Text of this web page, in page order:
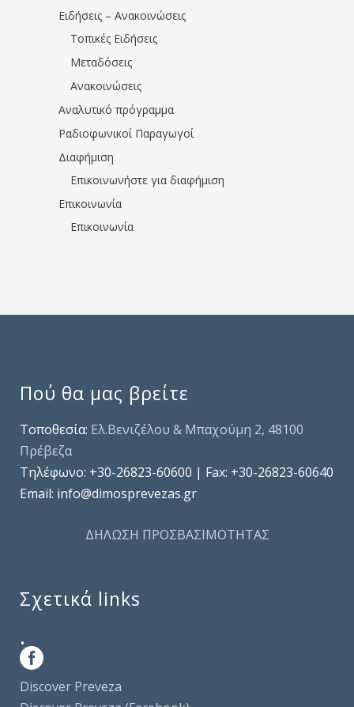
Ειδήσεις – Ανακοινώσεις
Τοπικές Ειδήσεις
Μεταδόσεις
Ανακοινώσεις
Αναλυτικό πρόγραμμα
Ραδιοφωνικοί Παραγωγοί
Διαφήμιση
Επικοινωνήστε για διαφήμιση
Επικοινωνία
Επικοινωνία
Πού θα μας βρείτε
Τοποθεσία: Ελ.Βενιζέλου & Μπαχούμη 2, 48100
Πρέβεζα
Τηλέφωνo: +30-26823-60600 | Fax: +30-26823-60640
Email: info@dimosprevezas.gr
ΔΗΛΩΣΗ ΠΡΟΣΒΑΣΙΜΟΤΗΤΑΣ
Σχετικά links
.
Discover Preveza